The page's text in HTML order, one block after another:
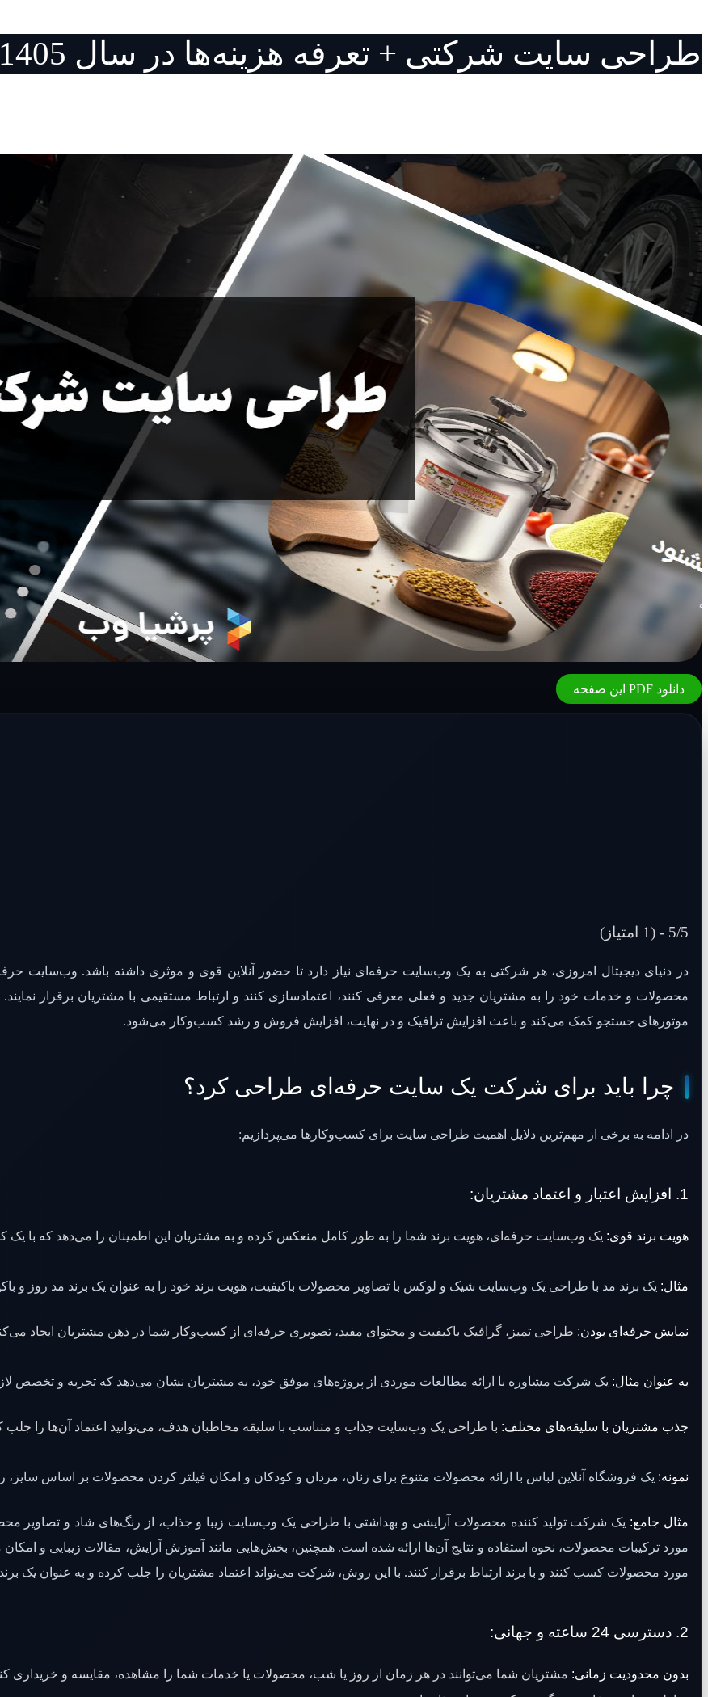
طراحی سایت شرکتی + تعرفه هزینه‌ها در سال 1405
دانلود PDF این صفحه
5/5 - (1 امتیاز)
در دنیای دیجیتال امروزی، هر شرکتی به یک وب‌سایت حرفه‌ای نیاز دارد تا حضور آنلاین قوی و موثری داشته باشد. وب‌سایت
محصولات و خدمات خود را به مشتریان جدید و فعلی معرفی کنند، اعتمادسازی کنند و ارتباط مستقیمی با مشتریان برقرار نمایند.
موتورهای جستجو کمک می‌کند و باعث افزایش ترافیک و در نهایت، افزایش فروش و رشد کسب‌وکار می‌شود.
چرا باید برای شرکت یک سایت حرفه‌ای طراحی کرد؟
در ادامه به برخی از مهم‌ترین دلایل اهمیت طراحی سایت برای کسب‌وکارها می‌پردازیم:
1. افزایش اعتبار و اعتماد مشتریان:
هویت برند قوی: یک وب‌سایت حرفه‌ای، هویت برند شما را به طور کامل منعکس کرده و به مشتریان این اطمینان را می‌دهد که با یک
مثال: یک برند مد با طراحی یک وب‌سایت شیک و لوکس با تصاویر محصولات باکیفیت، هویت برند خود را به عنوان یک برند مد روز و
نمایش حرفه‌ای بودن: طراحی تمیز، گرافیک باکیفیت و محتوای مفید، تصویری حرفه‌ای از کسب‌وکار شما در ذهن مشتریان ایجاد
به عنوان مثال: یک شرکت مشاوره با ارائه مطالعات موردی از پروژه‌های موفق خود، به مشتریان نشان می‌دهد که تجربه و تخصص
جذب مشتریان با سلیقه‌های مختلف: با طراحی یک وب‌سایت جذاب و متناسب با سلیقه مخاطبان هدف، می‌توانید اعتماد آن‌ها را جلب
نمونه: یک فروشگاه آنلاین لباس با ارائه محصولات متنوع برای زنان، مردان و کودکان و امکان فیلتر کردن محصولات بر اساس
مثال جامع: یک شرکت تولید کننده محصولات آرایشی و بهداشتی با طراحی یک وب‌سایت زیبا و جذاب، از رنگ‌های شاد و تصاویر
مورد ترکیبات محصولات، نحوه استفاده و نتایج آن‌ها ارائه شده است. همچنین، بخش‌هایی مانند آموزش آرایش، مقالات زیبایی و امکان
مورد محصولات کسب کنند و با برند ارتباط برقرار کنند. با این روش، شرکت می‌تواند اعتماد مشتریان را جلب کرده و به عنوان یک
2. دسترسی 24 ساعته و جهانی:
بدون محدودیت زمانی: مشتریان شما می‌توانند در هر زمان از روز یا شب، محصولات یا خدمات شما را مشاهده، مقایسه و خریداری